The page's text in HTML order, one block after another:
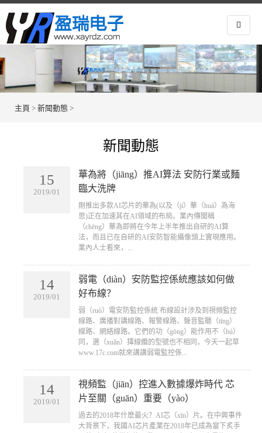
主頁 > 新聞動態 >
新聞動態
15
2019/01
華為將（jiāng）推AI算法 安防行業或麵
臨大洗牌
​剛推出多款AI芯片的華為(以及（jí）華（huá）為海
思)正在加速其在AI領域的布局。業內傳聞稱
（chēng）華為即將在今年上半年推出自研的AI算
法，而且已在自研的AI安防智能攝像頭上實現應用。
業內人士看來，...
14
2019/01
弱電（diàn）安防監控係統應該如何做
好布線？
​弱（ruò）電安防監控係統 布線設計涉及到視頻監控
線路、廣播對講線路、報警線路、聲音監聽（tīng）
線路、網絡線路。它們的功（gōng）能作用不（bú）
同，選（xuǎn）擇線纜的型號也不相同，今天一起草
www.17c.com就來講講弱電監控係...
14
2019/01
視頻監（jiān）控進入數據爆炸時代 芯
片至關（guān）重要（yào）
​過去的2018年什麽最火？AI芯（xīn）片。在中興事件
大背景下，我國AI芯片產業在2018年已成為當下炙手